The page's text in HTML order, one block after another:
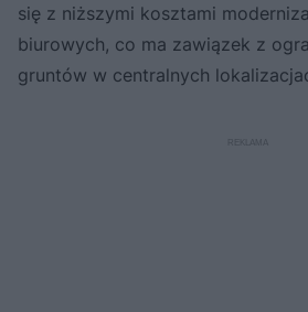
się z niższymi kosztami
biurowych, co ma zawiązek z
gruntów w centralnych